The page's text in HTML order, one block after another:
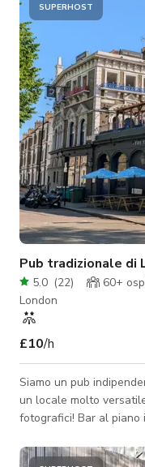
SUPERHOST
Pub tradizionale di
5.0 (22) 60+
London
£10/h
Siamo un pub
un locale molto
fotografici! Bar al piano inferiore. Sala per eventi privata al
esterne. TV e impianto